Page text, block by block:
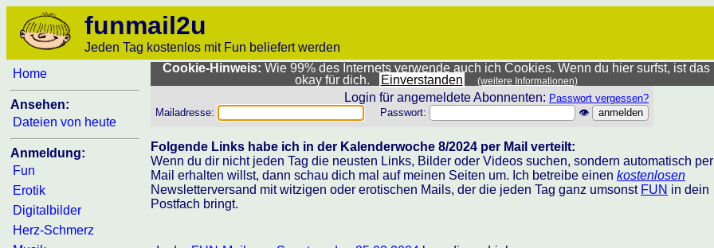
funmail2u
Jeden Tag kostenlos mit Fun beliefert werden
Home
Ansehen:
Dateien von heute
Anmeldung:
Fun
Erotik
Digitalbilder
Herz-Schmerz
Cookie-Hinweis: Wie 99% des Internets verwende auch ich Cookies. Wenn du hier surfst, ist das
okay für dich.
Einverstanden (weitere Informationen)
Login für angemeldete Abonnenten: Passwort vergessen?
Mailadresse:
Passwort: 👁
Folgende Links habe ich in der Kalenderwoche 8/2024 per Mail verteilt:
Wenn du dir nicht jeden Tag die neusten Links, Bilder oder Videos suchen, sondern automatisch per
Mail erhalten willst, dann schau dich mal auf meinen Seiten um. Ich betreibe einen kostenlosen
Newsletterversand mit witzigen oder erotischen Mails, der die jeden Tag ganz umsonst FUN in dein
Postfach bringt.